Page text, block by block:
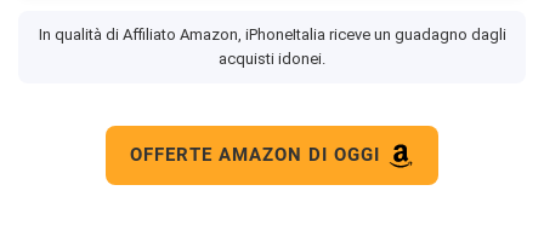
In qualità di Affiliato Amazon, iPhoneItalia riceve un guadagno dagli
acquisti idonei.
OFFERTE AMAZON DI OGGI